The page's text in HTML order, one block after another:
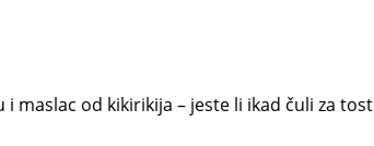
maslac od kikirikija – jeste li ikad čuli za tost